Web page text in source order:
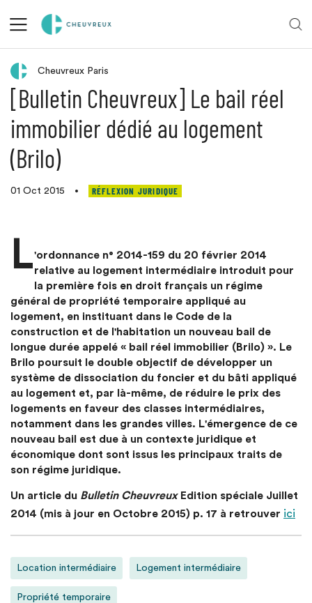
Retour aux actualités
Cheuvreux Paris
[Bulletin Cheuvreux] Le bail réel
immobilier dédié au logement
(Brilo)
01 Oct 2015 • RÉFLEXION JURIDIQUE
L'ordonnance n° 2014-159 du 20 février 2014
relative au logement intermédiaire introduit pour
la première fois en droit français un régime
général de propriété temporaire appliqué au
logement, en instituant dans le Code de la
construction et de l'habitation un nouveau bail de
longue durée appelé « bail réel immobilier (Brilo) ». Le
Brilo poursuit le double objectif de développer un
système de dissociation du foncier et du bâti appliqué
au logement et, par là-même, de réduire le prix des
logements en faveur des classes intermédiaires,
notamment dans les grandes villes. L'émergence de ce
nouveau bail est due à un contexte juridique et
économique dont sont issus les principaux traits de
son régime juridique.
Un article du Bulletin CheuvreuxEdition spéciale Juillet
2014 (mis à jour en Octobre 2015) p. 17 à retrouver ici
Location intermédiaire Logement intermédiaire
Propriété temporaire